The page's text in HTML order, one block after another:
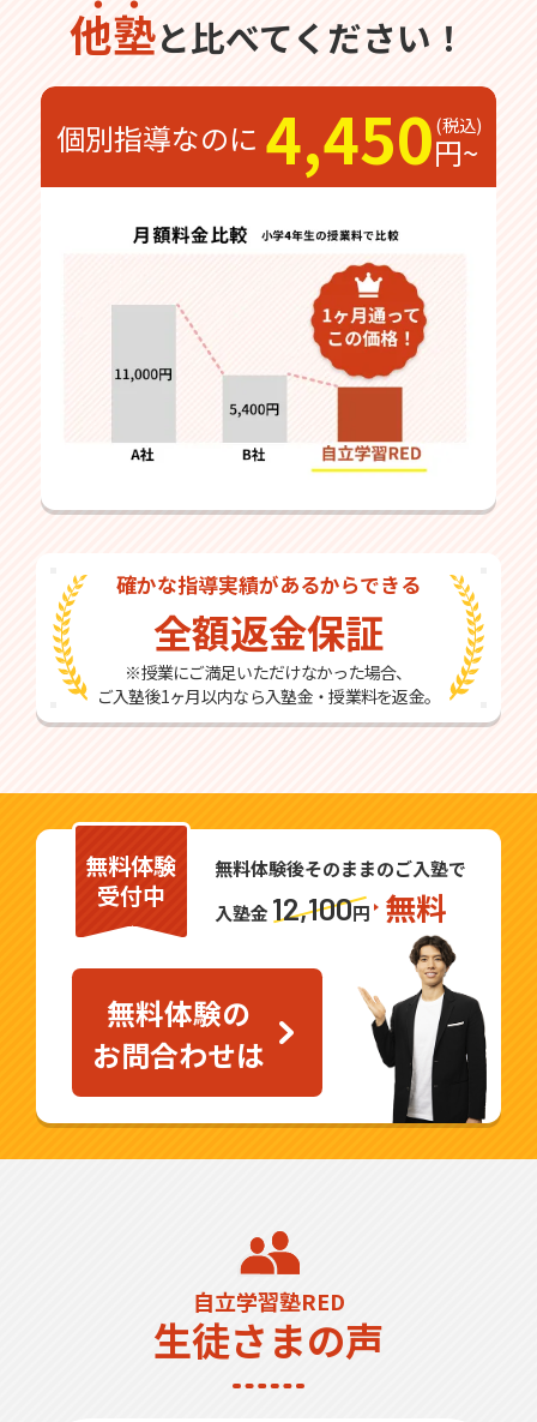
他塾と比べてください！
個別指導なのに 4,450円~
確かな指導実績があるからできる
全額返金保証
※授業にご満足いただけなかった場合、
ご入塾後1ヶ月以内なら入塾金・授業料を返金。
無料体験
受付中
無料体験後そのままのご入塾で
入塾金 12,100円 無料
無料体験の
お問合わせは
自立学習塾RED
生徒さまの声